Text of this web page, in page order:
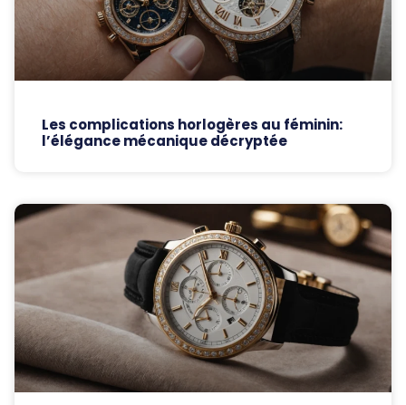
Les complications horlogères au féminin:
l’élégance mécanique décryptée